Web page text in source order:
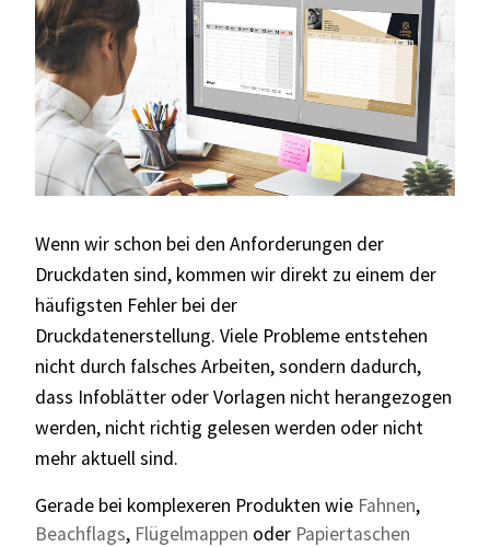
Wenn wir schon bei den Anforderungen der
Druckdaten sind, kommen wir direkt zu einem der
häufigsten Fehler bei der
Druckdatenerstellung. Viele Probleme entstehen
nicht durch falsches Arbeiten, sondern dadurch,
dass Infoblätter oder Vorlagen nicht herangezogen
werden, nicht richtig gelesen werden oder nicht
mehr aktuell sind.
Gerade bei komplexeren Produkten wie Fahnen,
Beachflags, Flügelmappen oder Papiertaschen